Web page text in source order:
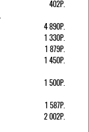
402Р.
4 890Р.
1 330Р.
1 879Р.
1 450Р.
1 500Р.
1 587Р.
2 002Р.